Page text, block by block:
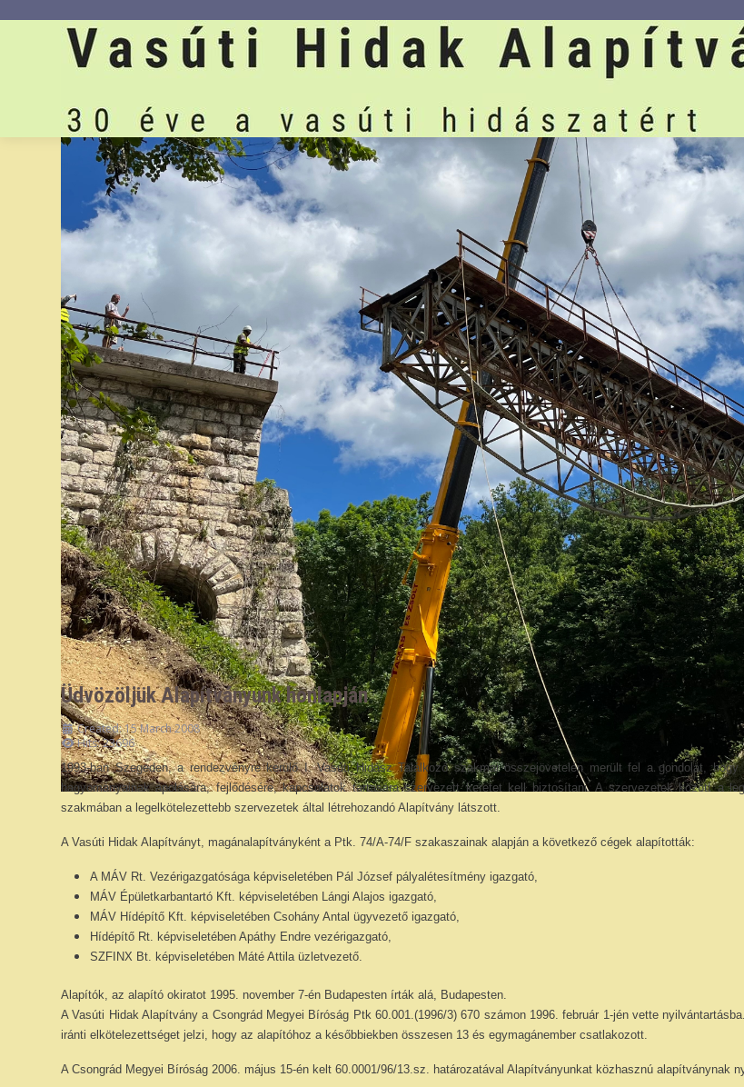
Üdvözöljük Alapítványunk honlapján
Created: 15 March 2008
Hits: 23696
1993-ban Szegeden, a rendezvényre kerülő I. Vasúti Hidász Találkozó szakmai összejövetelén merült fel a gondolat,
hagyományainak ápolására, fejlődésére, kapcsolatok tartására szervezett keretet kell biztosítani. A szervezetek között a
szakmában a legelkötelezettebb szervezetek által létrehozandó Alapítvány látszott.
A Vasúti Hidak Alapítványt, magánalapítványként a Ptk. 74/A-74/F szakaszainak alapján a következő cégek alapították:
A MÁV Rt. Vezérigazgatósága képviseletében Pál József pályalétesítmény igazgató,
MÁV Épületkarbantartó Kft. képviseletében Lángi Alajos igazgató,
MÁV Hídépítő Kft. képviseletében Csohány Antal ügyvezető igazgató,
Hídépítő Rt. képviseletében Apáthy Endre vezérigazgató,
SZFINX Bt. képviseletében Máté Attila üzletvezető.
Alapítók, az alapító okiratot 1995. november 7-én Budapesten írták alá, Budapesten.
A Vasúti Hidak Alapítvány a Csongrád Megyei Bíróság Ptk 60.001.(1996/3) 670 számon 1996. február 1-jén vette
iránti elkötelezettséget jelzi, hogy az alapítóhoz a későbbiekben összesen 13 és egymagánember csatlakozott.
A Csongrád Megyei Bíróság 2006. május 15-én kelt 60.0001/96/13.sz. határozatával Alapítványunkat közhasznú alapítványnak